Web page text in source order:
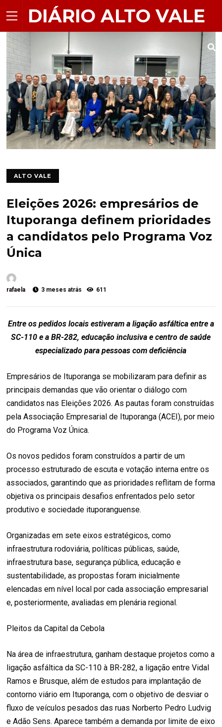
DIÁRIO ALTO VALE
ALTO VALE
Eleições 2026: empresários de
Ituporanga definem prioridades
a candidatos pelo Programa Voz
Única
rafaela 3 meses atrás 611
Entre os pedidos locais estiveram a ligação asfáltica entre a
SC-110 e a BR-282, educação inclusiva e centro de saúde
especializado para pessoas com deficiência
Empresários de Ituporanga se mobilizaram para definir as
principais demandas que vão orientar o diálogo com
candidatos nas Eleições 2026. As pautas foram construídas
pela Associação Empresarial de Ituporanga (ACEI), por meio
do Programa Voz Única.
Os novos pedidos foram construídos a partir de um
processo estruturado de escuta e votação interna entre os
associados, garantindo que as prioridades reflitam de forma
objetiva os principais desafios enfrentados pelo setor
produtivo e sociedade ituporanguense.
Organizadas em sete eixos estratégicos, como
infraestrutura rodoviária, políticas públicas, saúde,
infraestrutura base, segurança pública, educação e
sustentabilidade, as propostas foram inicialmente
elencadas em nível local por cada associação empresarial
e, posteriormente, avaliadas em plenária regional.
Pleitos da Capital da Cebola
Na área de infraestrutura, ganham destaque projetos como a
ligação asfáltica da SC-110 à BR-282, a ligação entre Vidal
Ramos e Brusque, além de estudos para implantação de
contorno viário em Ituporanga, com o objetivo de desviar o
fluxo de veículos pesados das ruas Norberto Pedro Ludvig
e Adão Sens. Aparece também a demanda por limite de eixo